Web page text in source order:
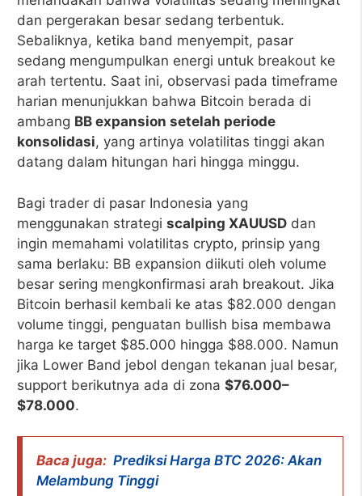
dan pergerakan besar sedang terbentuk.
Sebaliknya, ketika band menyempit, pasar
sedang mengumpulkan energi untuk breakout ke
arah tertentu. Saat ini, observasi pada timeframe
harian menunjukkan bahwa Bitcoin berada di
ambang BB expansion setelah periode
konsolidasi, yang artinya volatilitas tinggi akan
datang dalam hitungan hari hingga minggu.
Bagi trader di pasar Indonesia yang
menggunakan strategi scalping XAUUSD dan
ingin memahami volatilitas crypto, prinsip yang
sama berlaku: BB expansion diikuti oleh volume
besar sering mengkonfirmasi arah breakout. Jika
Bitcoin berhasil kembali ke atas $82.000 dengan
volume tinggi, penguatan bullish bisa membawa
harga ke target $85.000 hingga $88.000. Namun
jika Lower Band jebol dengan tekanan jual besar,
support berikutnya ada di zona $76.000–
$78.000.
Baca juga: Prediksi Harga BTC 2026: Akan
Melambung Tinggi